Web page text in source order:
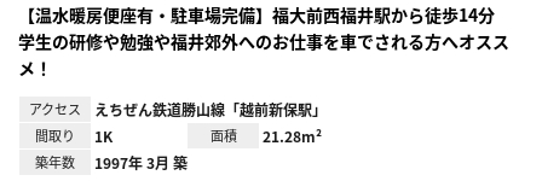
【温水暖房便座有・駐車場完備】福大前西福井駅から徒歩14分
学生の研修や勉強や福井郊外へのお仕事を車でされる方へオスス
メ！
アクセス えちぜん鉄道勝山線「越前新保駅」
間取り 1K 面積 21.28m²
築年数 1997年 3月 築